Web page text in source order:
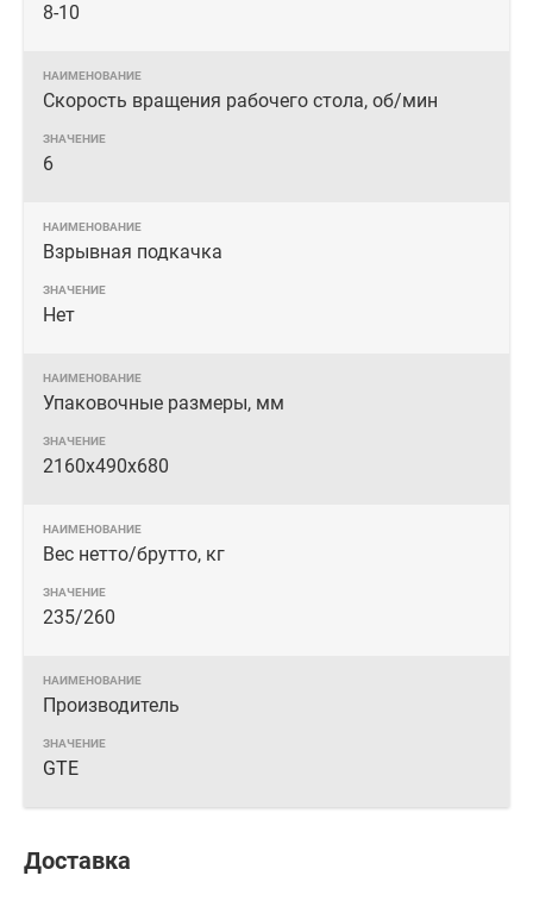
8-10
Скорость вращения рабочего стола, об/мин
6
Взрывная подкачка
Нет
Упаковочные размеры, мм
2160х490х680
Вес нетто/брутто, кг
235/260
Производитель
GTE
Доставка